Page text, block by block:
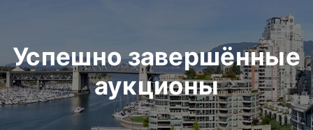
Успешно завершённые
аукционы